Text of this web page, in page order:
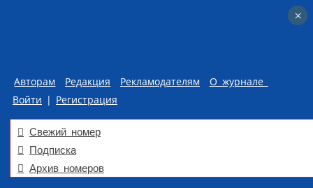
Авторам Редакция Рекламодателям
О журнале
Войти | Регистрация
Свежий номер
Подписка
Архив номеров
×
×